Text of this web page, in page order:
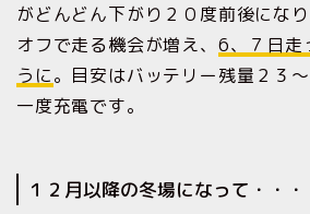
がどんどん下がり２０度前後にな
オフで走る機会が増え、 6、７日走
うに。目安はバッテリー残量２３〜
一度充電です。
１２月以降の冬場になって・・・